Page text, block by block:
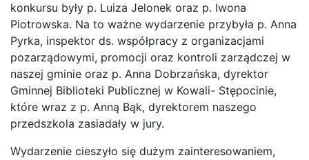
konkursu były p. Luiza Jelonek oraz p. Iwona
Piotrowska. Na to ważne wydarzenie przybyła p. Anna
Pyrka, inspektor ds. współpracy z organizacjami
pozarządowymi, promocji oraz kontroli zarządczej w
naszej gminie oraz p. Anna Dobrzańska, dyrektor
Gminnej Biblioteki Publicznej w Kowali- Stępocinie,
które wraz z p. Anną Bąk, dyrektorem naszego
przedszkola zasiadały w jury.
Wydarzenie cieszyło się dużym zainteresowaniem,